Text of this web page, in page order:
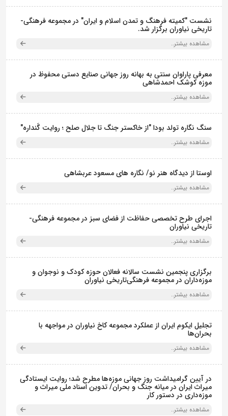
نشست "کمیته فرهنگ و تمدن اسلام و ایران" در مجموعه فرهنگی‌-
تاریخی نیاوران برگزار شد.
مشاهده بیشتر..
معرفی پاراوان سنتی به بهانه روز جهانی صنایع دستی محفوظ در
موزه کوشک احمدشاهی
مشاهده بیشتر..
سنگ نگاره تولد بودا "از خاکستر جنگ تا جلال صلح ؛ روایت گَنداره"
مشاهده بیشتر..
اوستا از دیدگاه هنر نو/ نگاره های مسعود عربشاهی
مشاهده بیشتر..
اجرای طرح تخصصی حفاظت از فضای سبز در مجموعه فرهنگی-
تاریخی نیاوران
مشاهده بیشتر..
برگزاری پنجمین نشست سالانه فعالان حوزه کودک و نوجوان و
موزه‌داران در مجموعه فرهنگی‌تاریخی نیاوران
مشاهده بیشتر..
تجلیل ایکوم ایران از عملکرد مجموعه کاخ نیاوران در مواجهه با
بحران‌ها
مشاهده بیشتر..
در آیین گرامیداشت روز جهانی موزه‌ها مطرح شد؛ روایت ایستادگی
میراث ایران در میانه جنگ و بحران/ تدوین اسناد ملی میراث و
موزه‌داری در دستور کار
مشاهده بیشتر..